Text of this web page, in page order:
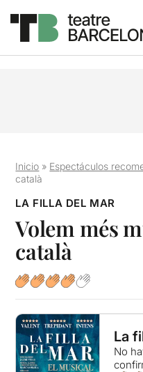
Inicio » Espectáculos
català
LA FILLA DEL MAR
Volem més
català
La
No